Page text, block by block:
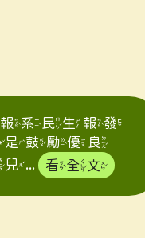
系民生報發
是鼓勵優良
...
看全文